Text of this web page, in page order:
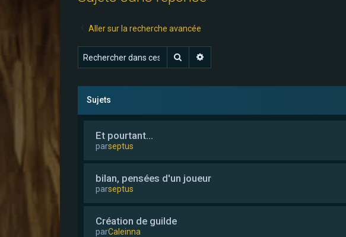
Aller sur la recherche avancée
Rechercher
Sujets
Et pourtant...
parseptus
bilan, pensées d'un joueur
parseptus
Création de guilde
parCaleinna